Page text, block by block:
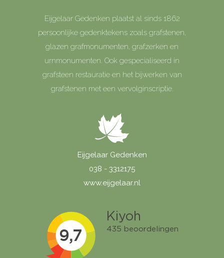
Eijgelaar Gedenken plaatst al sinds 1862
persoonlijke gedenktekens zoals grafstenen,
glazen grafmonumenten, grafzerken en
urnmonumenten. Ook gespecialiseerd in
grafsteen restauratie en het bijwerken van
grafstenen met een vervolginscriptie.
Eijgelaar Gedenken
038 - 3312175
www.eijgelaar.nl